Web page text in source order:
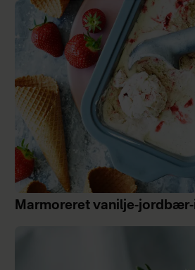
Marmoreret vanilje-